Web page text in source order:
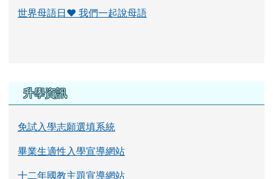
世界母語日♥ 我們一起說母語
右邊區域內容
升學資訊
免試入學志願選填系統
畢業生適性入學宣導網站
十二年國教主題宣導網站